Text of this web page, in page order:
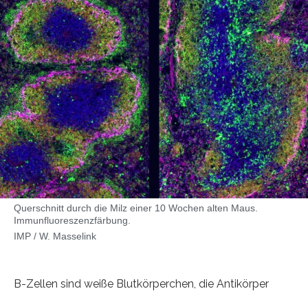
Querschnitt durch die Milz einer 10 Wochen alten Maus.
Immunfluoreszenzfärbung.
IMP / W. Masselink
B-Zellen sind weiße Blutkörperchen, die Antikörper